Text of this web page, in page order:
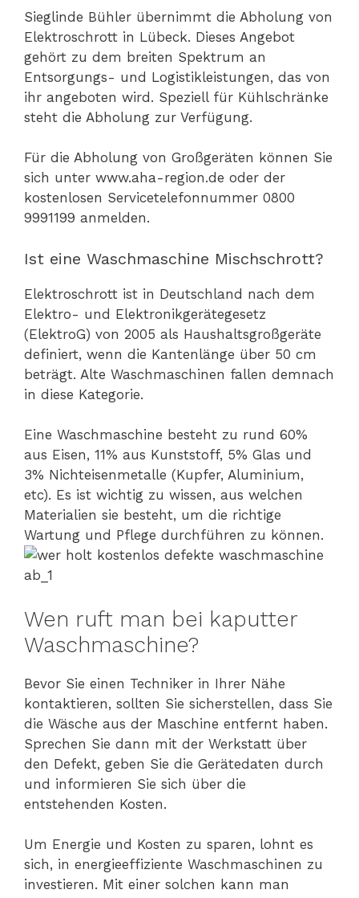
Sieglinde Bühler übernimmt die Abholung von
Elektroschrott in Lübeck. Dieses Angebot
gehört zu dem breiten Spektrum an
Entsorgungs- und Logistikleistungen, das von
ihr angeboten wird. Speziell für Kühlschränke
steht die Abholung zur Verfügung.
Für die Abholung von Großgeräten können Sie
sich unter www.aha-region.de oder der
kostenlosen Servicetelefonnummer 0800
9991199 anmelden.
Ist eine Waschmaschine Mischschrott?
Elektroschrott ist in Deutschland nach dem
Elektro- und Elektronikgerätegesetz
(ElektroG) von 2005 als Haushaltsgroßgeräte
definiert, wenn die Kantenlänge über 50 cm
beträgt. Alte Waschmaschinen fallen demnach
in diese Kategorie.
Eine Waschmaschine besteht zu rund 60%
aus Eisen, 11% aus Kunststoff, 5% Glas und
3% Nichteisenmetalle (Kupfer, Aluminium,
etc). Es ist wichtig zu wissen, aus welchen
Materialien sie besteht, um die richtige
Wartung und Pflege durchführen zu können.
Wen ruft man bei kaputter
Waschmaschine?
Bevor Sie einen Techniker in Ihrer Nähe
kontaktieren, sollten Sie sicherstellen, dass Sie
die Wäsche aus der Maschine entfernt haben.
Sprechen Sie dann mit der Werkstatt über
den Defekt, geben Sie die Gerätedaten durch
und informieren Sie sich über die
entstehenden Kosten.
Um Energie und Kosten zu sparen, lohnt es
sich, in energieeffiziente Waschmaschinen zu
investieren. Mit einer solchen kann man